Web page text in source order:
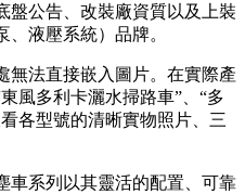
盤公告、改裝廠資質以及上裝
液壓系統）品牌。
無法直接嵌入圖片。在實際產
風多利卡灑水掃路車”、“多
各型號的清晰實物照片、三
車系列以其靈活的配置、可靠